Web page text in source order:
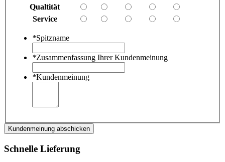
Qualtität
Service
*Spitzname
*Zusammenfassung Ihrer Kundenmeinung
*Kundenmeinung
Kundenmeinung abschicken
Schnelle Lieferung